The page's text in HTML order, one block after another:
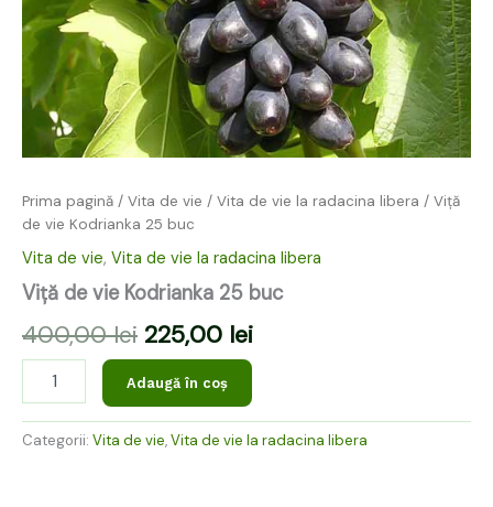
Prima pagină / Vita de vie / Vita de vie la radacina libera / Viță
de vie Kodrianka 25 buc
Vita de vie, Vita de vie la radacina libera
Viță de vie Kodrianka 25 buc
400,00lei 225,00 lei
Adaugă în coș
Categorii: Vita de vie,Vita de vie la radacina libera